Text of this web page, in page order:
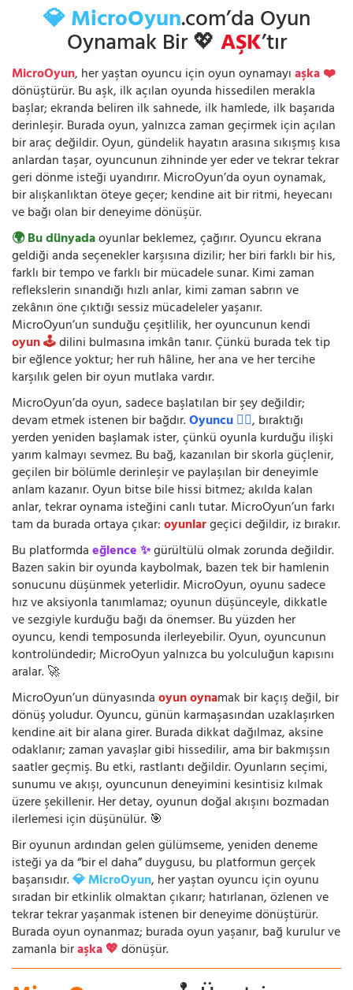
💎 MicroOyun.com’da Oyun
Oynamak Bir 💖AŞK’tır
MicroOyun, her yaştan oyuncu için oyun oynamayıaşka ❤️
dönüştürür. Bu aşk, ilk açılan oyunda hissedilen merakla
başlar; ekranda beliren ilk sahnede, ilk hamlede, ilk başarıda
derinleşir. Burada oyun, yalnızca zaman geçirmek için açılan
bir araç değildir. Oyun, gündelik hayatın arasına sıkışmış kısa
anlardan taşar, oyuncunun zihninde yer eder ve tekrar tekrar
geri dönme isteği uyandırır. MicroOyun’da oyun oynamak,
bir alışkanlıktan öteye geçer; kendine ait bir ritmi, heyecanı
ve bağı olan bir deneyime dönüşür.
🌍 Bu dünyadaoyunlar beklemez, çağırır. Oyuncu ekrana
geldiği anda seçenekler karşısına dizilir; her biri farklı bir his,
farklı bir tempo ve farklı bir mücadele sunar. Kimi zaman
reflekslerin sınandığı hızlı anlar, kimi zaman sabrın ve
zekânın öne çıktığı sessiz mücadeleler yaşanır.
MicroOyun’un sunduğu çeşitlilik, her oyuncunun kendi
oyun 🕹️dilini bulmasına imkân tanır. Çünkü burada tek tip
bir eğlence yoktur; her ruh hâline, her ana ve her tercihe
karşılık gelen bir oyun mutlaka vardır.
MicroOyun’da oyun, sadece başlatılan bir şey değildir;
devam etmek istenen bir bağdır.Oyuncu 🧍‍♂️, bıraktığı
yerden yeniden başlamak ister, çünkü oyunla kurduğu ilişki
yarım kalmayı sevmez. Bu bağ, kazanılan bir skorla güçlenir,
geçilen bir bölümle derinleşir ve paylaşılan bir deneyimle
anlam kazanır. Oyun bitse bile hissi bitmez; akılda kalan
anlar, tekrar oynama isteğini canlı tutar. MicroOyun’un farkı
tam da burada ortaya çıkar:oyunlargeçici değildir, iz bırakır.
Bu platformdaeğlence ✨gürültülü olmak zorunda değildir.
Bazen sakin bir oyunda kaybolmak, bazen tek bir hamlenin
sonucunu düşünmek yeterlidir. MicroOyun, oyunu sadece
hız ve aksiyonla tanımlamaz; oyunun düşünceyle, dikkatle
ve sezgiyle kurduğu bağı da önemser. Bu yüzden her
oyuncu, kendi temposunda ilerleyebilir. Oyun, oyuncunun
kontrolündedir; MicroOyun yalnızca bu yolculuğun kapısını
aralar. 🚀
MicroOyun’un dünyasındaoyun oynamak bir kaçış değil, bir
dönüş yoludur. Oyuncu, günün karmaşasından uzaklaşırken
kendine ait bir alana girer. Burada dikkat dağılmaz, aksine
odaklanır; zaman yavaşlar gibi hissedilir, ama bir bakmışsın
saatler geçmiş. Bu etki, rastlantı değildir. Oyunların seçimi,
sunumu ve akışı, oyuncunun deneyimini kesintisiz kılmak
üzere şekillenir. Her detay, oyunun doğal akışını bozmadan
ilerlemesi için düşünülür. 🎯
Bir oyunun ardından gelen gülümseme, yeniden deneme
isteği ya da “bir el daha” duygusu, bu platformun gerçek
başarısıdır.💎 MicroOyun, her yaştan oyuncu için oyunu
sıradan bir etkinlik olmaktan çıkarır; hatırlanan, özlenen ve
tekrar tekrar yaşanmak istenen bir deneyime dönüştürür.
Burada oyun oynanmaz; burada oyun yaşanır, bağ kurulur ve
zamanla biraşka 💖dönüşür.